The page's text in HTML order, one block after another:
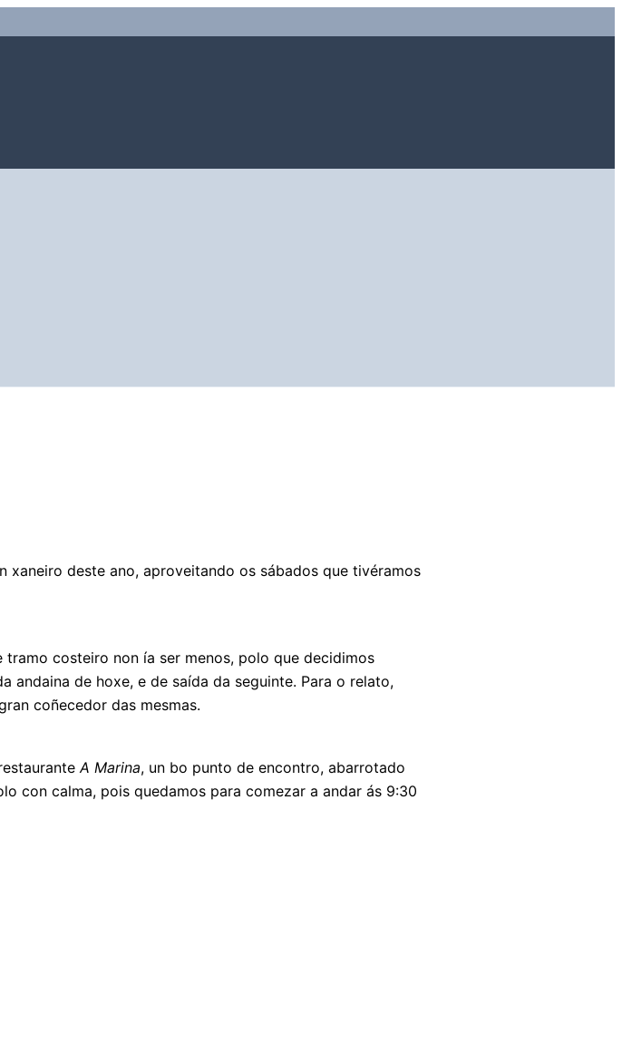
deste ano, aproveitando os sábados que tivéramos
costeiro non ía ser menos, polo que decidimos
andaina de hoxe, e de saída da seguinte. Para o relato,
coñecedor das mesmas.
A Marina, un bo punto de encontro, abarrotado
con calma, pois quedamos para comezar a andar ás 9:30